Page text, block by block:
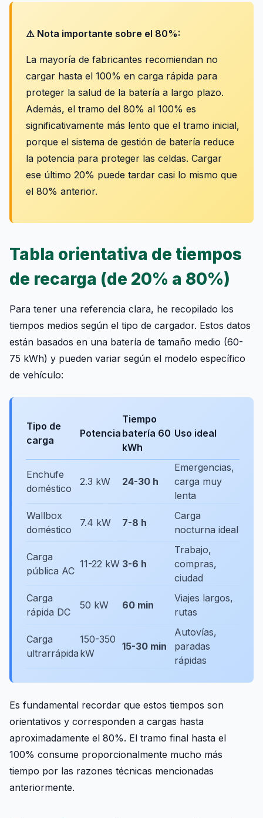
⚠️ Nota importante sobre el 80%:
La mayoría de fabricantes recomiendan no
cargar hasta el 100% en carga rápida para
proteger la salud de la batería a largo plazo.
Además, el tramo del 80% al 100% es
significativamente más lento que el tramo inicial,
porque el sistema de gestión de batería reduce
la potencia para proteger las celdas. Cargar
ese último 20% puede tardar casi lo mismo que
el 80% anterior.
Tabla orientativa de tiempos
de recarga (de 20% a 80%)
Para tener una referencia clara, he recopilado los
tiempos medios según el tipo de cargador. Estos datos
están basados en una batería de tamaño medio (60-
75 kWh) y pueden variar según el modelo específico
de vehículo:
Tipo de
carga
Potencia
Tiempo
batería 60
kWh
Uso ideal
Enchufe
doméstico
2.3 kW 24-30 h
Emergencias,
carga muy
lenta
Wallbox
doméstico
7.4 kW 7-8 h
Carga
nocturna ideal
Carga
pública AC
11-22 kW 3-6 h
Trabajo,
compras,
ciudad
Carga
rápida DC
50 kW 60 min
Viajes largos,
rutas
Carga
ultrarrápida
150-350
kW
15-30 min
Autovías,
paradas
rápidas
Es fundamental recordar que estos tiempos son
orientativos y corresponden a cargas hasta
aproximadamente el 80%. El tramo final hasta el
100% consume proporcionalmente mucho más
tiempo por las razones técnicas mencionadas
anteriormente.